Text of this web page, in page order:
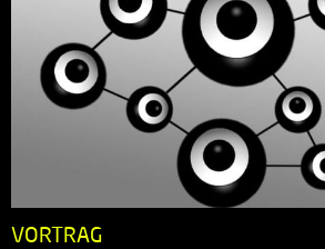
VORTRAG